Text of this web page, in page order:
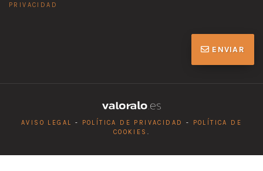
PRIVACIDAD
ENVIAR
AVISO LEGAL - POLÍTICA DE PRIVACIDAD -
POLÍTICA DE
COOKIES .